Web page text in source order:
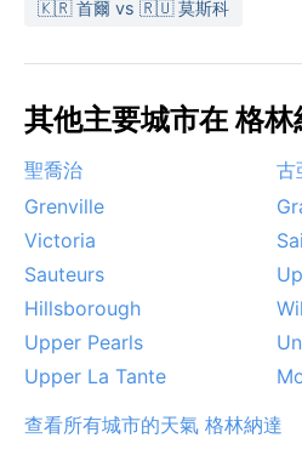
🇰🇷 首爾 vs 🇷🇺 莫斯科
其他主要城市在 格
聖喬治
古
Grenville
Victoria
Sauteurs
Hillsborough
Upper Pearls
Upper La Tante
查看所有城市的天氣 格林納達